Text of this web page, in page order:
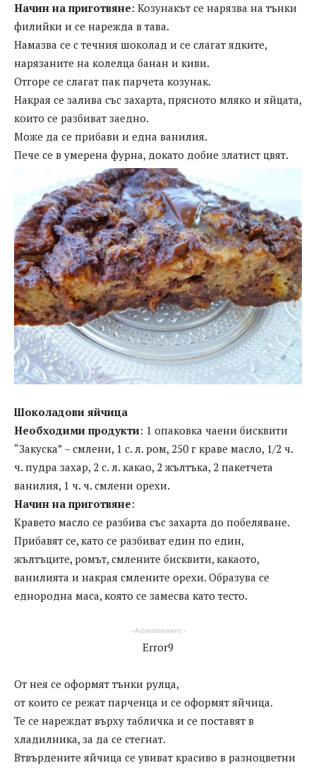
Начин на приготвяне: Козунакът се нарязва на тънки
филийки и се нарежда в тава.
Намазва се с течния шоколад и се слагат ядките,
нарязаните на колелца банан и киви.
Отгоре се слагат пак парчета козунак.
Накрая се залива със захарта, прясното мляко и яйцата,
които се разбиват заедно.
Може да се прибави и една ванилия.
Пече се в умерена фурна, докато добие златист цвят.
Шоколадови яйчица
Необходими продукти: 1 опаковка чаени бисквити
“Закуска” – смлени, 1 с. л. ром, 250 г краве масло, 1/2 ч.
ч. пудра захар, 2 с. л. какао, 2 жълтъка, 2 пакетчета
ванилия, 1 ч. ч. смлени орехи.
Начин на приготвяне:
Кравето масло се разбива със захарта до побеляване.
Прибавят се, като се разбиват един по един,
жълтъците, ромът, смлените бисквити, какаото,
ванилията и накрая смлените орехи. Образува се
еднородна маса, която се замесва като тесто.
- Advertisement -
Error9
От нея се оформят тънки рулца,
от които се режат парченца и се оформят яйчица.
Те се нареждат върху табличка и се поставят в
хладилника, за да се стегнат.
Втвърдените яйчица се увиват красиво в разноцветни